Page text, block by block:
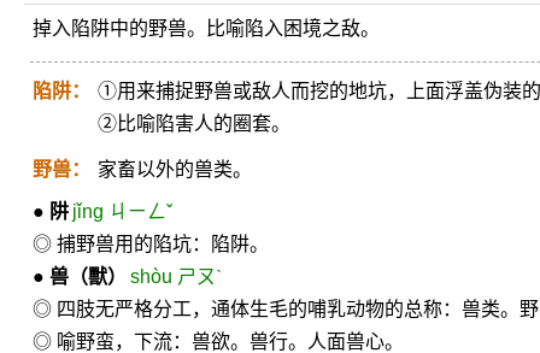
掉入陷阱中的野兽。比喻陷入困境之敌。
陷阱：
①用来捕捉野兽或敌人而挖的地坑，上面浮盖伪装
②比喻陷害人的圈套。
野兽： 家畜以外的兽类。
● 阱 jǐng ㄐㄧㄥˇ
◎ 捕野兽用的陷坑：陷阱。
● 兽 （獸）
shòu ㄕㄡˋ
◎ 四肢无严格分工，通体生毛的哺乳动物的总称：兽类。
◎ 喻野蛮，下流：兽欲。兽行。人面兽心。